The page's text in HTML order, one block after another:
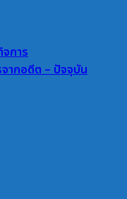
การ
จากอดีต – ปัจจุบัน